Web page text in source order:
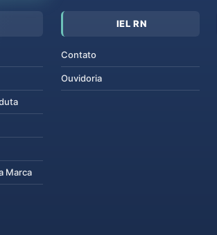
Marca
IEL RN
Contato
Ouvidoria